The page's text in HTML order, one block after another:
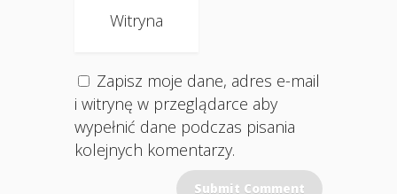
Zapisz moje dane, adres e-mail
i witrynę w przeglądarce aby
wypełnić dane podczas pisania
kolejnych komentarzy.